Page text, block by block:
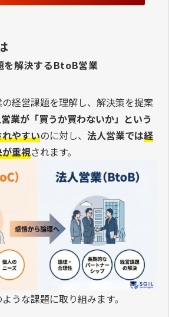
を解決するBtoB営業
経営課題を理解し、解決策を提案
業が「買うか買わないか」という
やすいのに対し、 法人営業では経
重視されます。
うな課題に取り組みます。